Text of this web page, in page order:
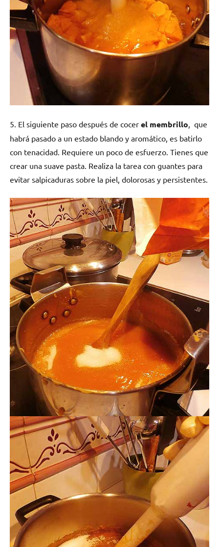
5. El siguiente paso después de cocer el membrillo , que
habrá pasado a un estado blando y aromático, es batirlo
con tenacidad. Requiere un poco de esfuerzo. Tienes que
crear una suave pasta. Realiza la tarea con guantes para
evitar salpicaduras sobre la piel, dolorosas y persistentes.